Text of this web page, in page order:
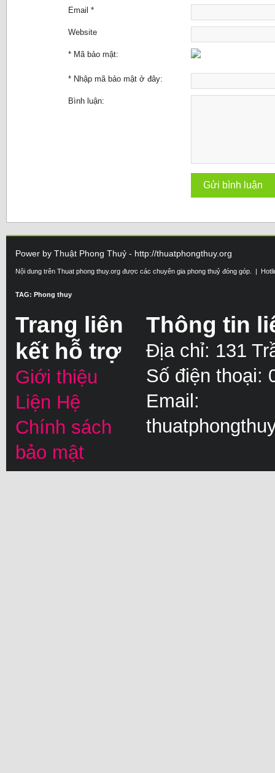
Email *
Website
* Mã bảo mật:
* Nhập mã bảo mật ở đây:
Bình luận:
Power by Thuật Phong Thuỷ - http://thuatphongthuy.org
Nội dung trên Thuat phong thuy.org được các chuyên gia phong thuỷ đóng góp. |
TAG: Phong thuy
Trang liên
kết hỗ trợ
Giới thiệu
Liện Hệ
Chính sách
bảo mật
Thông tin
Địa chỉ: 131
Số điện thoại:
Email: